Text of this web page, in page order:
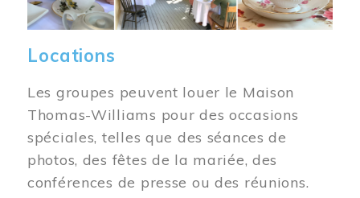
Locations
Les groupes peuvent louer le Maison
Thomas-Williams pour des occasions
spéciales, telles que des séances de
photos, des fêtes de la mariée, des
conférences de presse ou des réunions.